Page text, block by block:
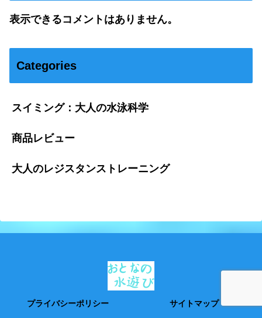
表示できるコメントはありません。
Categories
スイミング：大人の水泳科学
商品レビュー
大人のレジスタンストレーニング
プライバシーポリシー サイトマップ